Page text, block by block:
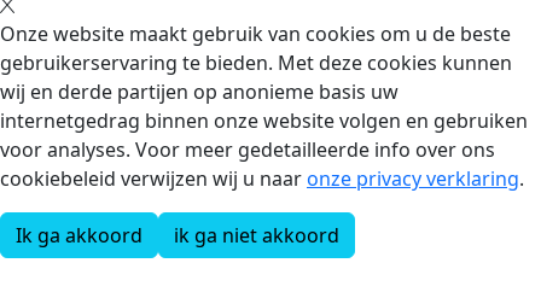
Onze website maakt gebruik van cookies om u de beste
gebruikerservaring te bieden. Met deze cookies kunnen
wij en derde partijen op anonieme basis uw
internetgedrag binnen onze website volgen en gebruiken
voor analyses. Voor meer gedetailleerde info over ons
cookiebeleid verwijzen wij u naaronze privacy verklaring.
Ik ga akkoord ik ga niet akkoord